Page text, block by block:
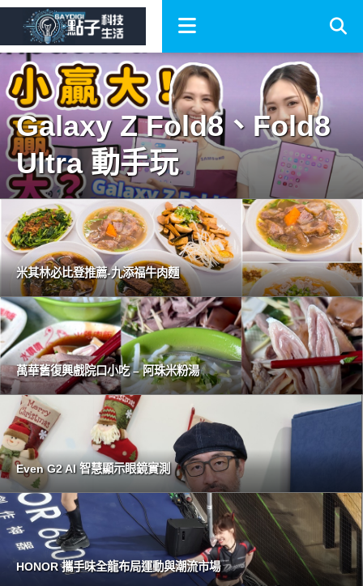
Galaxy Z Fold8、Fold8
Ultra 動手玩
米其林必比登推薦-九添福牛肉麵
萬華舊復興戲院口小吃 – 阿珠米粉湯
Even G2 AI 智慧顯示眼鏡實測
HONOR 攜手味全龍布局運動與潮流市場